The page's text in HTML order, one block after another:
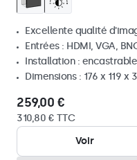
Excellente qualité
Entrées : HDMI, VGA,
Installation :
Dimensions : 176 x 119 x
259,00 €
310,80 € TTC
Voir